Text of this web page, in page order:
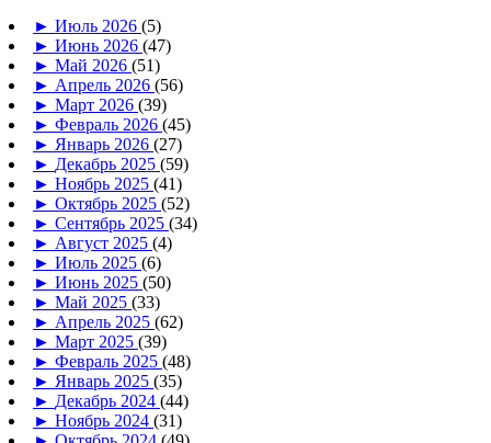
► Июль 2026 (5)
► Июнь 2026 (47)
► Май 2026 (51)
► Апрель 2026 (56)
► Март 2026 (39)
► Февраль 2026 (45)
► Январь 2026 (27)
► Декабрь 2025 (59)
► Ноябрь 2025 (41)
► Октябрь 2025 (52)
► Сентябрь 2025 (34)
► Август 2025 (4)
► Июль 2025 (6)
► Июнь 2025 (50)
► Май 2025 (33)
► Апрель 2025 (62)
► Март 2025 (39)
► Февраль 2025 (48)
► Январь 2025 (35)
► Декабрь 2024 (44)
► Ноябрь 2024 (31)